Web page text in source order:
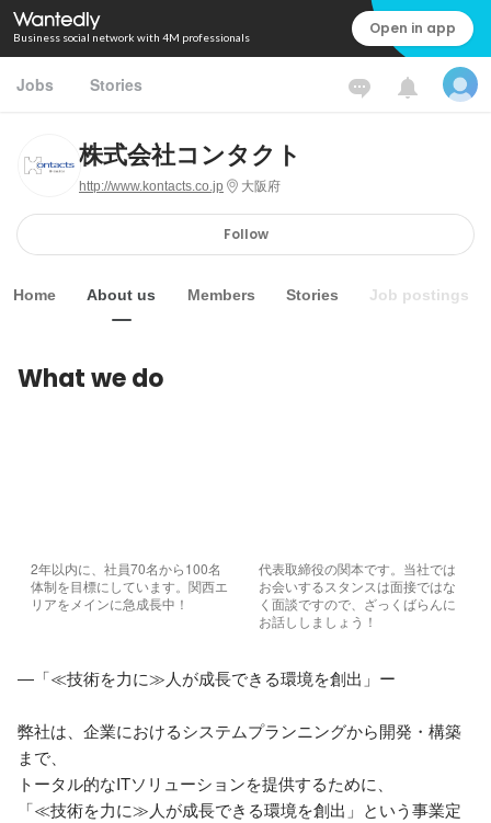
Business social network with 4M professionals Open in app
Jobs Stories
株式会社コンタクト
http://www.kontacts.co.jp 大阪府
Follow
Home About us Members Stories Job postings
What we do
2年以内に、社員70名から100名
体制を目標にしています。関西エ
リアをメインに急成長中！
代表取締役の関本です。当社では
お会いするスタンスは面接ではな
く面談ですので、ざっくばらんに
お話ししましょう！
―「≪技術を力に≫人が成長できる環境を創出」ー
弊社は、企業におけるシステムプランニングから開発・構築
まで、
トータル的なITソリューションを提供するために、
「≪技術を力に≫人が成長できる環境を創出」という事業定